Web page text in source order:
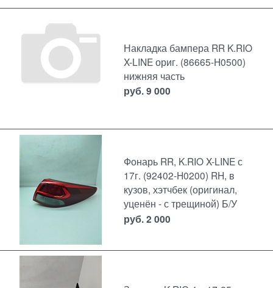
Накладка бампера RR K.RIO
X-LINE ориг. (86665-H0500)
нижняя часть
руб.9 000
Фонарь RR, K.RIO X-LINE с
17г. (92402-H0200) RH, в
кузов, хэтчбек (оригинал,
уценён - с трещиной) Б/У
руб.2 000